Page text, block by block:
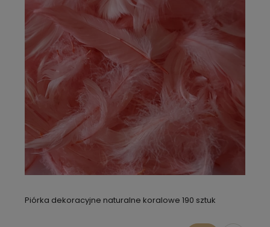
Piórka dekoracyjne naturalne koralowe 190 sztuk